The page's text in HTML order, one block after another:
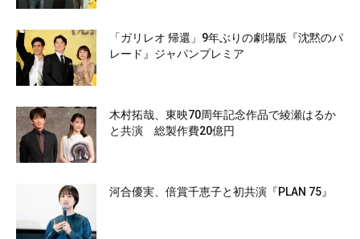
「ガリレオ 帰還」9年ぶりの劇場版『沈黙のパ
レード』ジャパンプレミア
木村拓哉、東映70周年記念作品で綾瀬はるか
と共演 総製作費20億円
河合優実、倍賞千恵子と初共演『PLAN 75』